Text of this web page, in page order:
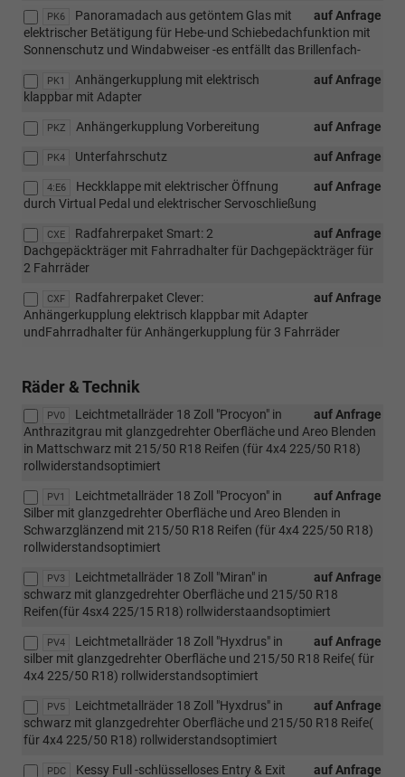
PK6 auf Anfrage
Panoramadach aus getöntem Glas mit
elektrischer Betätigung für Hebe-und Schiebedachfunktion mit
Sonnenschutz und Windabweiser -es entfällt das Brillenfach-
PK1 auf Anfrage
Anhängerkupplung mit elektrisch
klappbar mit Adapter
PKZ auf Anfrage
Anhängerkupplung Vorbereitung
PK4 auf Anfrage
Unterfahrschutz
4:E6 auf Anfrage
Heckklappe mit elektrischer Öffnung
durch Virtual Pedal und elektrischer Servoschließung
CXE auf Anfrage
Radfahrerpaket Smart: 2
Dachgepäckträger mit Fahrradhalter für Dachgepäckträger für
2 Fahrräder
CXF auf Anfrage
Radfahrerpaket Clever:
Anhängerkupplung elektrisch klappbar mit Adapter
undFahrradhalter für Anhängerkupplung für 3 Fahrräder
Räder & Technik
PV0 auf Anfrage
Leichtmetallräder 18 Zoll "Procyon" in
Anthrazitgrau mit glanzgedrehter Oberfläche und Areo Blenden
in Mattschwarz mit 215/50 R18 Reifen (für 4x4 225/50 R18)
rollwiderstandsoptimiert
PV1 auf Anfrage
Leichtmetallräder 18 Zoll "Procyon" in
Silber mit glanzgedrehter Oberfläche und Areo Blenden in
Schwarzglänzend mit 215/50 R18 Reifen (für 4x4 225/50 R18)
rollwiderstandsoptimiert
PV3 auf Anfrage
Leichtmetallräder 18 Zoll "Miran" in
schwarz mit glanzgedrehter Oberfläche und 215/50 R18
Reifen(für 4sx4 225/15 R18) rollwiderstaandsoptimiert
PV4 auf Anfrage
Leichtmetallräder 18 Zoll "Hyxdrus" in
silber mit glanzgedrehter Oberfläche und 215/50 R18 Reife( für
4x4 225/50 R18) rollwiderstandsoptimiert
PV5 auf Anfrage
Leichtmetallräder 18 Zoll "Hyxdrus" in
schwarz mit glanzgedrehter Oberfläche und 215/50 R18 Reife(
für 4x4 225/50 R18) rollwiderstandsoptimiert
PDC auf Anfrage
Kessy Full -schlüsselloses Entry & Exit